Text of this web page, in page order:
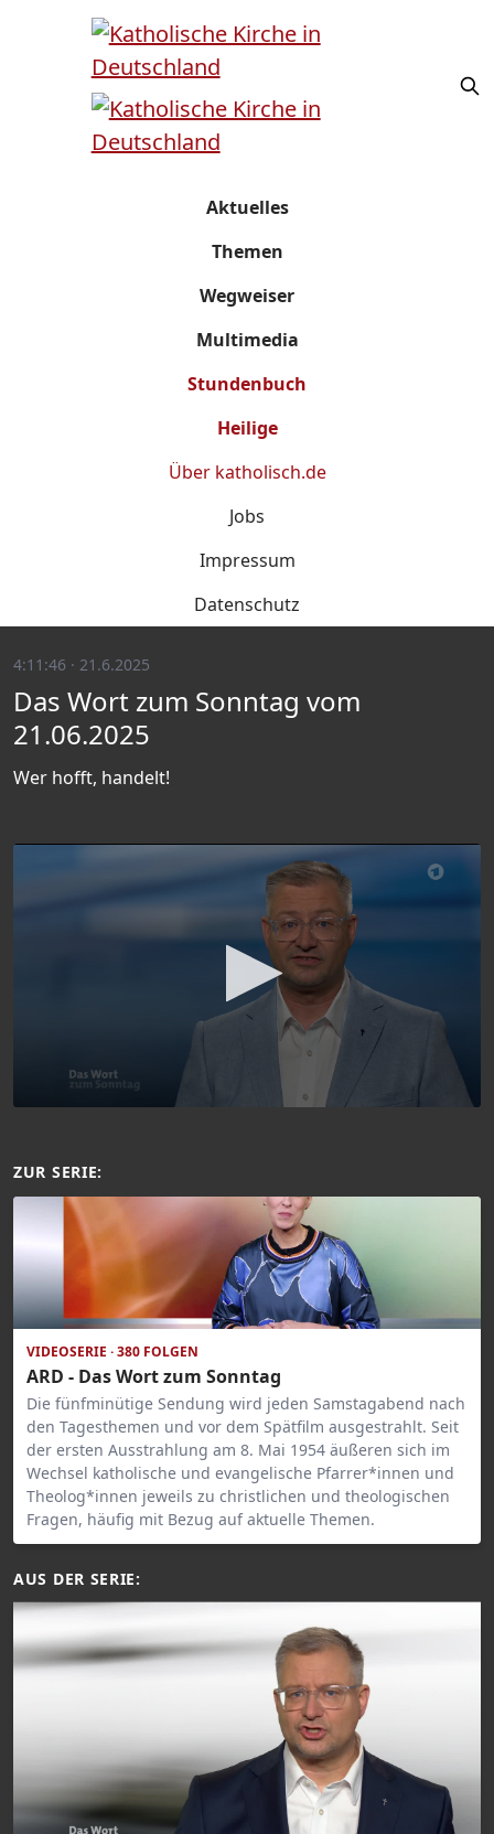
Aktuelles
Themen
Wegweiser
Multimedia
Stundenbuch
Heilige
Über katholisch.de
Jobs
Impressum
Datenschutz
4:11:46 · 21.6.2025
Das Wort zum Sonntag vom
21.06.2025
Wer hofft, handelt!
ZUR SERIE:
VIDEOSERIE · 380 FOLGEN
ARD - Das Wort zum Sonntag
Die fünfminütige Sendung wird jeden Samstagabend nach
den Tagesthemen und vor dem Spätfilm ausgestrahlt. Seit
der ersten Ausstrahlung am 8. Mai 1954 äußeren sich im
Wechsel katholische und evangelische Pfarrer*innen und
Theolog*innen jeweils zu christlichen und theologischen
Fragen, häufig mit Bezug auf aktuelle Themen.
AUS DER SERIE: